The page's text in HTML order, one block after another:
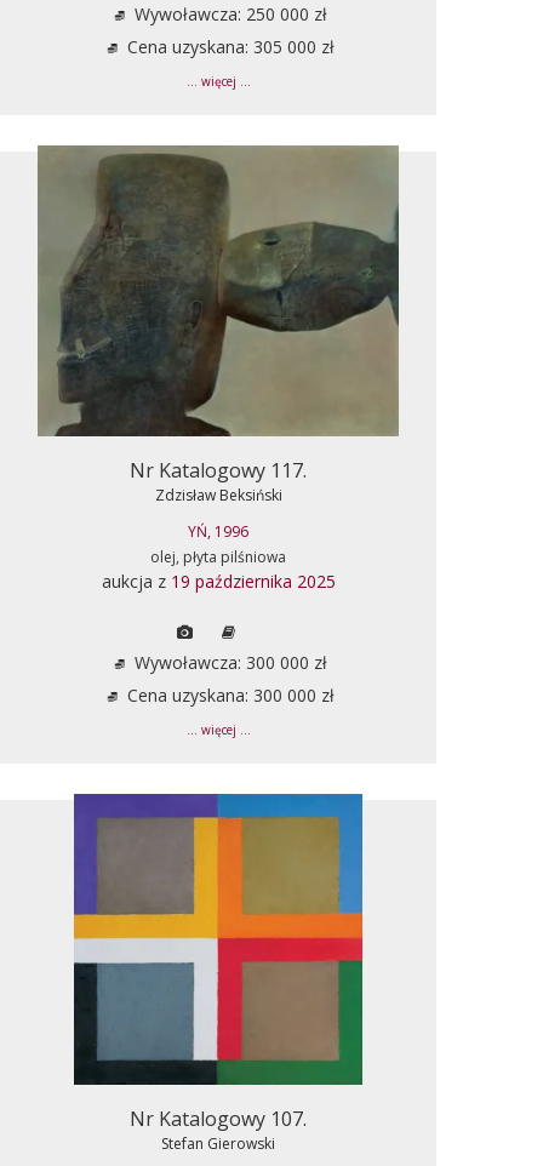
Wywoławcza: 250 000 zł
Cena uzyskana: 305 000 zł
... więcej ...
Nr Katalogowy 117.
Zdzisław Beksiński
YŃ, 1996
olej, płyta pilśniowa
aukcja z 19 października 2025
Wywoławcza: 300 000 zł
Cena uzyskana: 300 000 zł
... więcej ...
Nr Katalogowy 107.
Stefan Gierowski